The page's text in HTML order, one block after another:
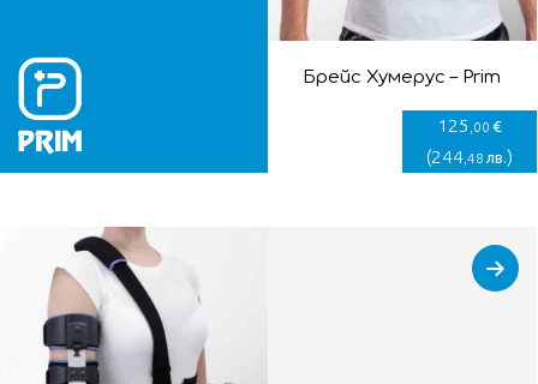
Брейс Хумерус – Prim
125 ,00 €
(244,48 лв.)